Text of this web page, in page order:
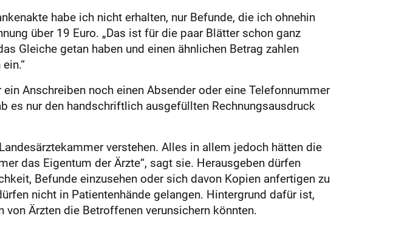
habe ich nicht erhalten, nur Befunde, die ich ohnehin
über 19 Euro. „Das ist für die paar Blätter schon ganz
Gleiche getan haben und einen ähnlichen Betrag zahlen
Anschreiben noch einen Absender oder eine Telefonnummer
es nur den handschriftlich ausgefüllten Rechnungsausdruck
verstehen. Alles in allem jedoch hätten die
das Eigentum der Ärzte“, sagt sie. Herausgeben dürfen
Befunde einzusehen oder sich davon Kopien anfertigen zu
nicht in Patientenhände gelangen. Hintergrund dafür ist,
Ärzten die Betroffenen verunsichern könnten.